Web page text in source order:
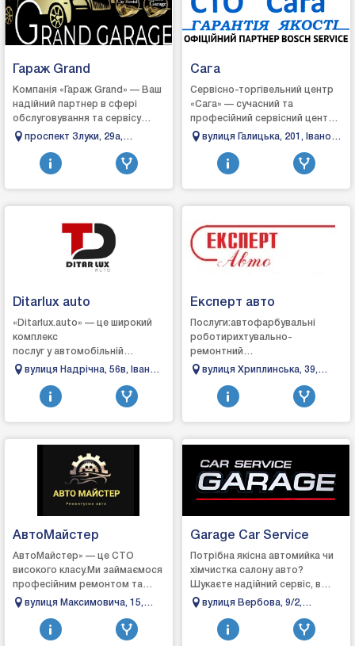
Гараж Grand
Компанія «Гараж Grand» — Ваш
надійний партнер в сфері
обслуговування та сервісу
автомобілів!Наші фахівці
поліруванн...
проспект Злуки, 29а,
Тернопіль, Тернопільська
область
Сага
Сервісно-торгівельний центр
«Сага» — сучасний та
професійний сервісний центр,
де знають, вміють і можуть
усунути р...
вулиця Галицька, 201, Івано-
Франківськ, Івано-
Франківська область
Ditarlux auto
«Ditarlux.auto» — це широкий
комплекс
послуг у автомобільній
сфері.Ми пропонуємо якісні
продаж, обслуговування та ...
вулиця Надрічна, 56в, Івано-
Франківськ, Івано-
Франківська область
Експерт авто
Послуги:автофарбувальні
роботирихтувально-
ремонтний
цехавтоэлектрикремонт
автомобіляавтомийказамовлення
автозапчастин
вулиця Хриплинська, 39,
Івано-Франківськ, Івано-
Франківська область
АвтоМайстер
АвтоМайстер» — це СТО
високого класу.Ми займаємося
професійним ремонтом та
обслуговування автомобілів.
спеціалісти у свої...
вулиця Максимовича, 15,
Івано-Франківськ, Івано-
Франківська область
Garage Car Service
Потрібна якісна автомийка чи
хімчистка салону авто?
Шукаєте надійний сервіс, в
якому точно продіагностують
відремонтують? «Gara...
вулиця Вербова, 9/2,
Тисмениця, Івано-
Франківська область